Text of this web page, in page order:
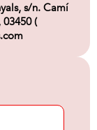
s/n. Camí
(